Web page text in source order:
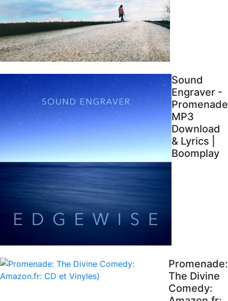
Sound
Engraver -
Promenade
MP3
Download
& Lyrics |
Boomplay
Promenade:
The Divine
Comedy: